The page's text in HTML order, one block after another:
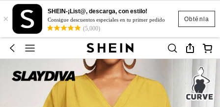
Obténla
×
SHEIN-¡List@, descarga, con estilo!
Consigue descuentos especiales en tu primer pedido
(5,000)